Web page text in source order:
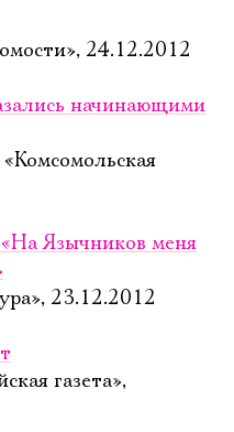
24.12.2012
начинающими
Язычников меня
23.12.2012
газета»,